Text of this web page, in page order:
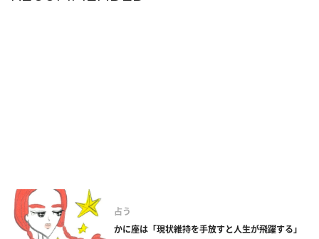
占う
かに座は「現状維持を手放すと人生が飛躍する」